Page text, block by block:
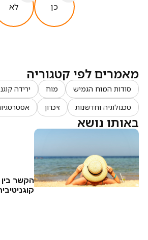
כן לא
מאמרים לפי קטגוריה
סודות המוח הגמיש מוח
ירידה
טכנולוגיה וחדשנות
זיכרון
באותו נושא
הקשר